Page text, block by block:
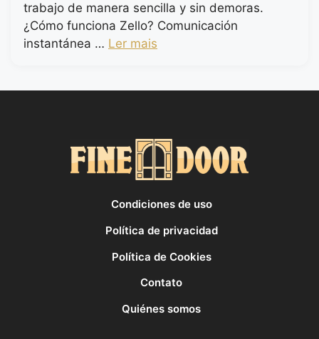
trabajo de manera sencilla y sin demoras.
¿Cómo funciona Zello? Comunicación
instantánea … Ler mais
Condiciones de uso
Política de privacidad
Política de Cookies
Contato
Quiénes somos